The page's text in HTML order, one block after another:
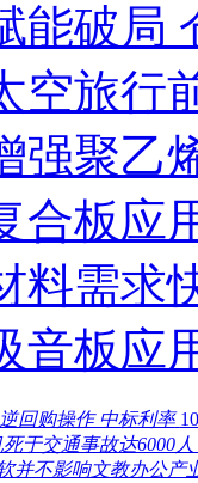
能破局
空旅行
强聚乙
合板应
料需求
音板应
回购操作 中标利率
于交通事故达6000
并不影响文教办公产